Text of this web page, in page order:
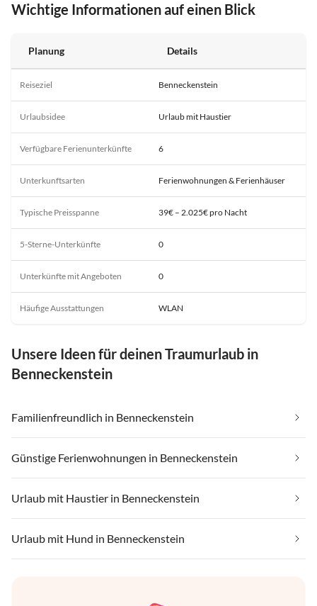
Wichtige Informationen auf einen Blick
Planung Details
Reiseziel Benneckenstein
Urlaubsidee Urlaub mit Haustier
Verfügbare Ferienunterkünfte 6
Unterkunftsarten Ferienwohnungen & Ferienhäuser
Typische Preisspanne 39€ – 2.025€ pro Nacht
5-Sterne-Unterkünfte 0
Unterkünfte mit Angeboten 0
Häufige Ausstattungen WLAN
Unsere Ideen für deinen Traumurlaub in
Benneckenstein
Familienfreundlich in Benneckenstein
Günstige Ferienwohnungen in Benneckenstein
Urlaub mit Haustier in Benneckenstein
Urlaub mit Hund in Benneckenstein